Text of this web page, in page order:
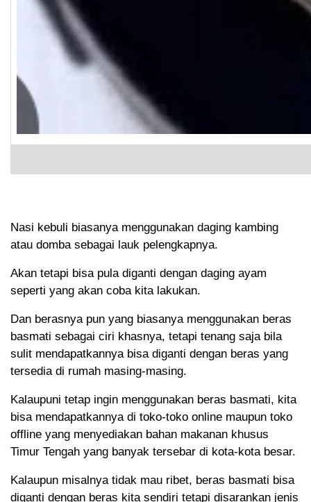
Nasi kebuli biasanya menggunakan daging kambing
atau domba sebagai lauk pelengkapnya.
Akan tetapi bisa pula diganti dengan daging ayam
seperti yang akan coba kita lakukan.
Dan berasnya pun yang biasanya menggunakan beras
basmati sebagai ciri khasnya, tetapi tenang saja bila
sulit mendapatkannya bisa diganti dengan beras yang
tersedia di rumah masing-masing.
Kalaupuni tetap ingin menggunakan beras basmati, kita
bisa mendapatkannya di toko-toko online maupun toko
offline yang menyediakan bahan makanan khusus
Timur Tengah yang banyak tersebar di kota-kota besar.
Kalaupun misalnya tidak mau ribet, beras basmati bisa
diganti dengan beras kita sendiri tetapi disarankan jenis